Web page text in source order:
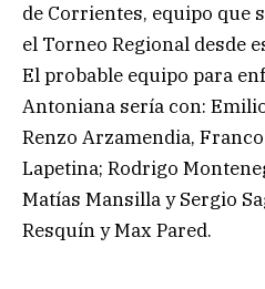
de Corrientes, equipo que
el Torneo Regional desde
El probable equipo para
Antoniana sería con:
Renzo Arzamendia,
Lapetina; Rodrigo
Matías Mansilla y Sergio
Resquín y Max Pared.